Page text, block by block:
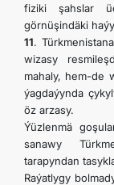
fiziki şahslar
görnüşindäki
11.
wizasy
mahaly, hem-de
ýagdaýynda
öz arzasy.
Ýüzlenmä
sanawy
tarapyndan
Raýatlygy